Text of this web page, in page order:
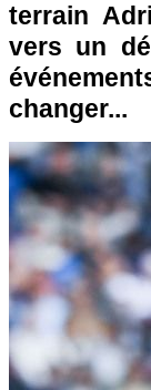
terrain
vers un
changer...